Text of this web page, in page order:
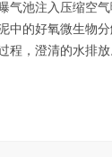
气池注入压缩空
中的好氧微生物
，澄清的水排